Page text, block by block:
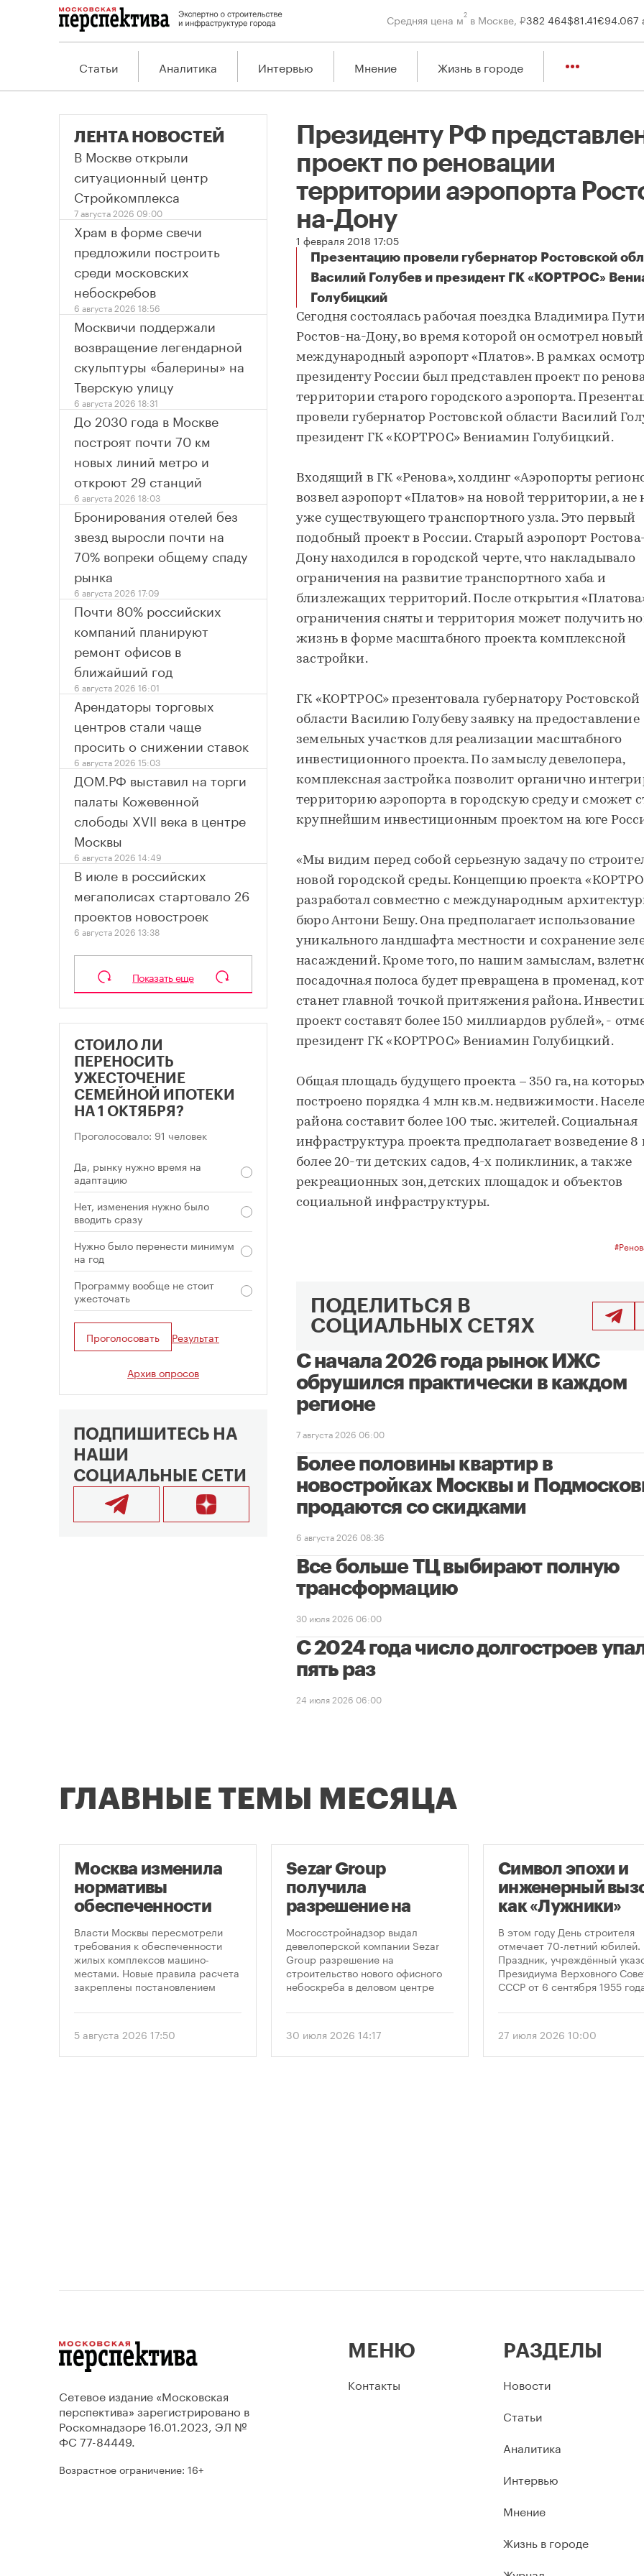
Средняя цена м2 в Москве, ₽382 464$81.41€94.067
Статьи Аналитика Интервью Мнение Жизнь в городе
Президенту РФ
проект по реновации
территории аэропорта
на-Дону
1 февраля 2018 17:05
Презентацию провели губернатор Ростовской
Василий Голубев и президент ГК «КОРТРОС»
Голубицкий
Сегодня состоялась рабочая поездка Владимира
Ростов-на-Дону, во время которой он осмотрел новый
международный аэропорт «Платов». В рамках
президенту России был представлен проект по
территории старого городского аэропорта.
провели губернатор Ростовской области Василий
президент ГК «КОРТРОС» Вениамин Голубицкий.
Входящий в ГК «Ренова», холдинг «Аэропорты
возвел аэропорт «Платов» на новой территории, а не
уже существующего транспортного узла. Это первый
подобный проект в России. Старый аэропорт
Дону находился в городской черте, что накладывало
ограничения на развитие транспортного хаба и
близлежащих территорий. После открытия
ограничения сняты и территория может получить
жизнь в форме масштабного проекта комплексной
застройки.
ГК «КОРТРОС» презентовала губернатору Ростовской
области Василию Голубеву заявку на предоставление
земельных участков для реализации масштабного
инвестиционного проекта. По замыслу девелопера,
комплексная застройка позволит органично
территорию аэропорта в городскую среду и сможет
крупнейшим инвестиционным проектом на юге
«Мы видим перед собой серьезную задачу по
новой городской среды. Концепцию проекта
разработал совместно с международным
бюро Антони Бешу. Она предполагает использование
уникального ландшафта местности и сохранение
насаждений. Кроме того, по нашим замыслам,
посадочная полоса будет превращена в променад,
станет главной точкой притяжения района.
проект составят более 150 миллиардов рублей», -
президент ГК «КОРТРОС» Вениамин Голубицкий.
Общая площадь будущего проекта – 350 га, на
построено порядка 4 млн кв.м. недвижимости.
района составит более 100 тыс. жителей. Социальная
инфраструктура проекта предполагает возведение 8
более 20-ти детских садов, 4-х поликлиник, а также
рекреационных зон, детских площадок и объектов
социальной инфраструктуры.
ПОДЕЛИТЬСЯ В
СОЦИАЛЬНЫХ СЕТЯХ
С начала 2026 года рынок ИЖС
обрушился практически в каждом
регионе
7 августа 2026 06:00
Более половины квартир в
новостройках Москвы и
продаются со скидками
6 августа 2026 08:36
Все больше ТЦ выбирают полную
трансформацию
30 июля 2026 06:00
С 2024 года число долгостроев
пять раз
24 июля 2026 06:00
ЛЕНТА НОВОСТЕЙ
В Москве открыли
ситуационный центр
Стройкомплекса
7 августа 2026 09:00
Храм в форме свечи
предложили построить
среди московских
небоскребов
6 августа 2026 18:56
Москвичи поддержали
возвращение легендарной
скульптуры «балерины» на
Тверскую улицу
6 августа 2026 18:31
До 2030 года в Москве
построят почти 70 км
новых линий метро и
откроют 29 станций
6 августа 2026 18:03
Бронирования отелей без
звезд выросли почти на
70% вопреки общему спаду
рынка
6 августа 2026 17:09
Почти 80% российских
компаний планируют
ремонт офисов в
ближайший год
6 августа 2026 16:01
Арендаторы торговых
центров стали чаще
просить о снижении ставок
6 августа 2026 15:03
ДОМ.РФ выставил на торги
палаты Кожевенной
слободы XVII века в центре
Москвы
6 августа 2026 14:49
В июле в российских
мегаполисах стартовало 26
проектов новостроек
6 августа 2026 13:38
Показать еще
СТОИЛО ЛИ
ПЕРЕНОСИТЬ
УЖЕСТОЧЕНИЕ
СЕМЕЙНОЙ ИПОТЕКИ
НА 1 ОКТЯБРЯ?
Проголосовало: 91 человек
Да, рынку нужно время на
адаптацию
Нет, изменения нужно было
вводить сразу
Нужно было перенести минимум
на год
Программу вообще не стоит
ужесточать
Проголосовать Результат
Архив опросов
ПОДПИШИТЕСЬ НА
НАШИ
СОЦИАЛЬНЫЕ СЕТИ
ГЛАВНЫЕ ТЕМЫ МЕСЯЦА
Москва изменила
нормативы
обеспеченности
новостроек
парковками
Власти Москвы пересмотрели
требования к обеспеченности
жилых комплексов машино-
местами. Новые правила расчета
закреплены постановлением
от 5 августа 2026 года. Документ
подход к определению
необходимого количества
5 августа 2026 17:50
Sezar Group
получила
разрешение на
строительство
небоскреба в
«Москва-Сити»
Мосгосстройнадзор выдал
девелоперской компании Sezar
Group разрешение на
строительство нового офисного
небоскреба в деловом центре
предусматривает возведение 52-
метров.
30 июля 2026 14:17
Символ эпохи и
инженерный
как «Лужники»
стали символом
Дня строителя
В этом году День строителя
отмечает 70-летний юбилей.
Праздник, учреждённый
Президиума Верховного
СССР от 6 сентября 1955
1956 года. И главным
стало открытие Большой
спортивной арены
27 июля 2026 10:00
Сетевое издание «Московская
перспектива» зарегистрировано в
Роскомнадзоре 16.01.2023, ЭЛ №
ФС 77-84449.
Возрастное ограничение: 16+
МЕНЮ
Контакты
РАЗДЕЛЫ
Новости
Статьи
Аналитика
Интервью
Мнение
Жизнь в городе